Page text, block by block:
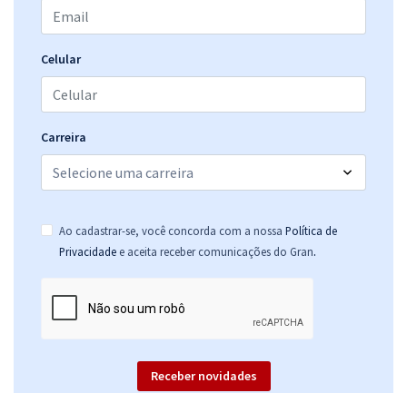
Celular
Carreira
Ao cadastrar-se, você concorda com a nossa Política de
Privacidade e aceita receber comunicações do Gran.
Receber novidades